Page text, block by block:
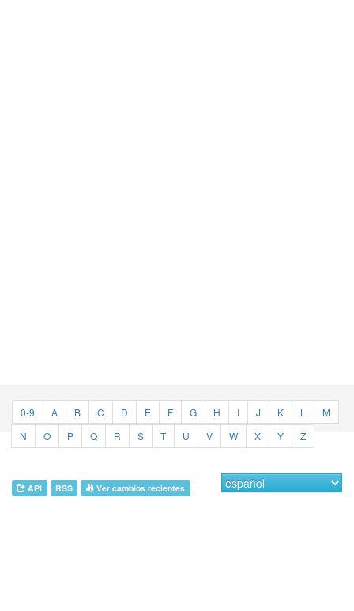
0-9 A B C D E F G H I J K L
M
N
O P Q R S T U V W X Y Z
API RSS Ver cambios recientes